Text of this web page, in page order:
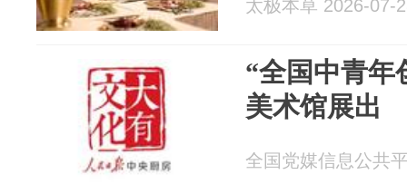
太极本草 2026-07-
“全国中青年
美术馆展出
全国党媒信息公共